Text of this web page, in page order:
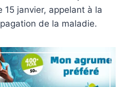
15 janvier, appelant à la
de la maladie.